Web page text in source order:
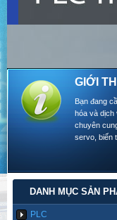
GIỚI
Bạn đang
hóa và dịch
chuyên
servo, biến
DANH MỤC SẢN
PLC